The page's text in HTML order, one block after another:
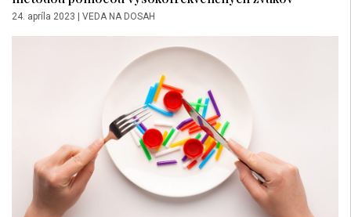
24. apríla 2023 VEDA NA DOSAH